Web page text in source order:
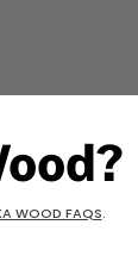
WOOD FAQS.